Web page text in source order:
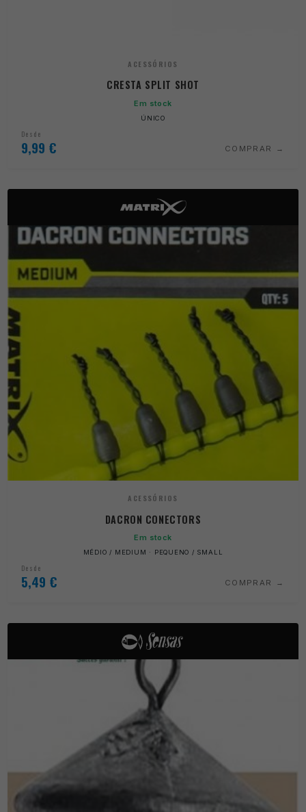
ACESSÓRIOS
CRESTA SPLIT SHOT
Em stock
ÚNICO
Desde
9,99 € COMPRAR
ACESSÓRIOS
DACRON CONECTORS
Em stock
MÉDIO / MEDIUM · PEQUENO / SMALL
Desde
5,49 € COMPRAR